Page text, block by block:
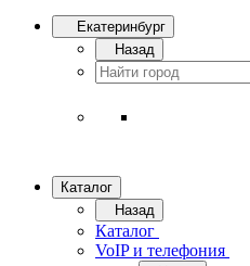
Екатеринбург
Назад
Каталог
Назад
Каталог
VoIP и телефония